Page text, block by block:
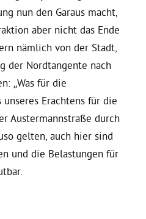
nun den Garaus macht,
aber nicht das Ende
nämlich von der Stadt,
der Nordtangente nach
„Was für die
Erachtens für die
Austermannstraße durch
gelten, auch hier sind
und die Belastungen für